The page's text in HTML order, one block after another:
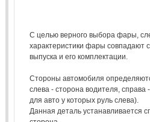
С целью верного выбора фары,
характеристики фары совпадают
выпуска и его комплектации.
Стороны автомобиля
слева - сторона водителя, справа
для авто у которых руль слева).
Данная деталь устанавливается